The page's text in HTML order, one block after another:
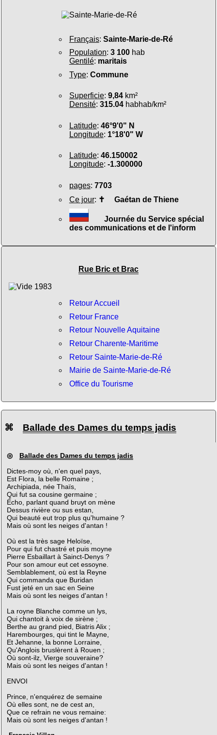
Français: Sainte-Marie-de-Ré
Population: 3 100hab
Gentilé: maritais
Type: Commune
Superficie: 9,84km²
Densité: 315.04habhab/km²
Latitude: 46°9'0" N
Longitude: 1°18'0" W
Latitude: 46.150002
Longitude: -1.300000
pages: 7703
Ce jour: ✝ Gaétan de Thiene
Journée du Service spécial
des communications et de l'inform
Rue Bric et Brac
Retour Accueil
Retour France
Retour Nouvelle Aquitaine
Retour Charente-Maritime
Retour Sainte-Marie-de-Ré
Mairie de Sainte-Marie-de-Ré
Office du Tourisme
⌘ Ballade des Dames du temps jadis
◎ Ballade des Dames du temps jadis
Dictes-moy où, n'en quel pays,
Est Flora, la belle Romaine ;
Archipiada, née Thaïs,
Qui fut sa cousine germaine ;
Écho, parlant quand bruyt on mène
Dessus rivière ou sus estan,
Qui beauté eut trop plus qu'humaine ?
Mais où sont les neiges d'antan !
Où est la très sage Heloïse,
Pour qui fut chastré et puis moyne
Pierre Esbaillart à Sainct-Denys ?
Pour son amour eut cet essoyne.
Semblablement, où est la Reyne
Qui commanda que Buridan
Fust jeté en un sac en Seine
Mais où sont les neiges d'antan !
La royne Blanche comme un lys,
Qui chantoit à voix de sirène ;
Berthe au grand pied, Biatris Alix ;
Harembourges, qui tint le Mayne,
Et Jehanne, la bonne Lorraine,
Qu'Anglois bruslèrent à Rouen ;
Où sont-ilz, Vierge souveraine?
Mais où sont les neiges d'antan !
ENVOI
Prince, n'enquérez de semaine
Où elles sont, ne de cest an,
Que ce refrain ne vous remaine:
Mais où sont les neiges d'antan !